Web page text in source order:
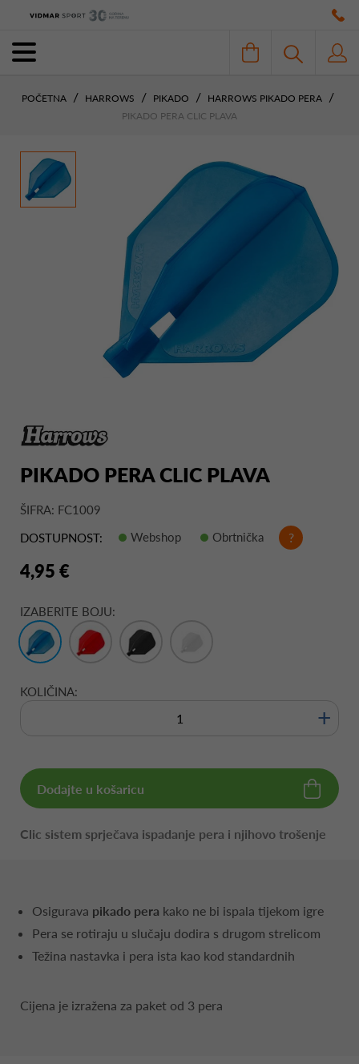
POČETNA HARROWS PIKADO
HARROWS PIKADO PERA
PIKADO PERA CLIC PLAVA
PIKADO PERA CLIC PLAVA
ŠIFRA: FC1009
DOSTUPNOST:
Webshop Obrtnička ?
4,95 €
IZABERITE BOJU:
KOLIČINA:
+
Dodajte u košaricu
Clic sistem sprječava ispadanje pera i njihovo trošenje
Osigurava pikado pera kako ne bi ispala tijekom igre
Pera se rotiraju u slučaju dodira s drugom strelicom
Težina nastavka i pera ista kao kod standardnih
Cijena je izražena za paket od 3 pera